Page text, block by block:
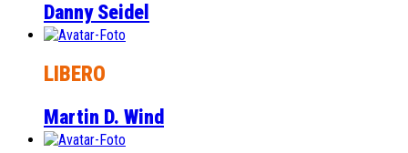
Danny Seidel
LIBERO
Martin D. Wind